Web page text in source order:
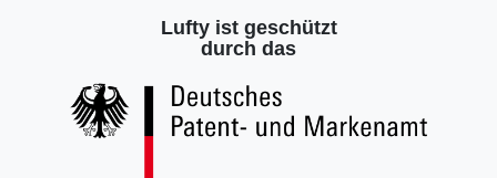
Lufty ist geschützt
durch das